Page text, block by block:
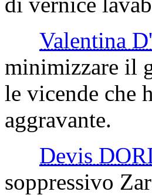
Valentina
minimizzare il
le vicende che
aggravante.
Devis
soppressivo